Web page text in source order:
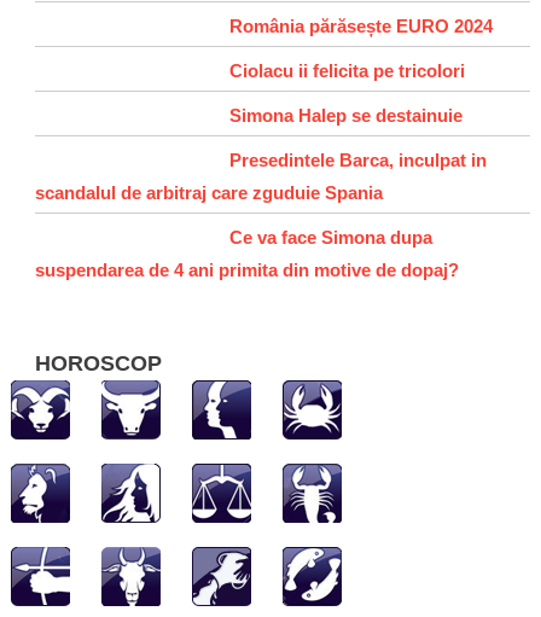
România părăsește EURO 2024
Ciolacu ii felicita pe tricolori
Simona Halep se destainuie
Presedintele Barca, inculpat in
scandalul de arbitraj care zguduie Spania
Ce va face Simona dupa
suspendarea de 4 ani primita din motive de dopaj?
HOROSCOP